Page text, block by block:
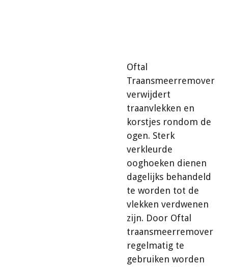
Oftal
Traansmeerremover
verwijdert
traanvlekken en
korstjes rondom de
ogen. Sterk
verkleurde
ooghoeken dienen
dagelijks behandeld
te worden tot de
vlekken verdwenen
zijn. Door Oftal
traansmeerremover
regelmatig te
gebruiken worden